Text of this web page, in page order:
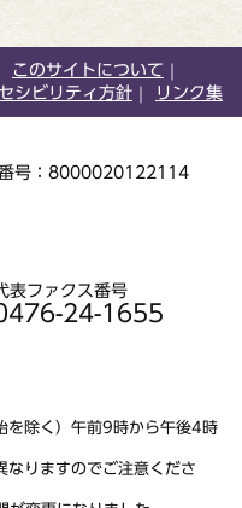
このサイトについて
シビリティ方針 リンク集
号：8000020122114
表ファクス番号
24-1655
を除く）午前9時から午後4時
なりますのでご注意くださ